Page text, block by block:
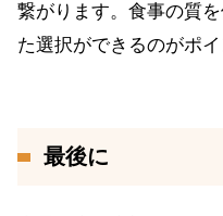
繋がります。食事の質
た選択ができるのがポイ
最後に